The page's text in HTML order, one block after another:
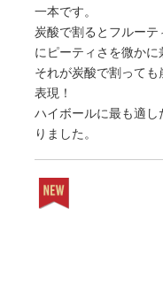
一本です。
炭酸で割るとフルーテ
にピーティさを微かに
それが炭酸で割って
表現！
ハイボールに最も適
りました。